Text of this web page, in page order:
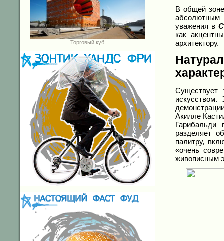
Торговый куб
В общей зоне
абсолютным
уважения в
как
архитектору.
Существует
искусством.
Акилле
Гарибальди
разделяет
палитру,
«очень
живописным